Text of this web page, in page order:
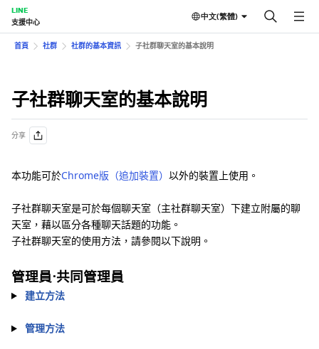
LINE
支援中心
中文(繁體)
首頁 社群 社群的基本資訊 子社群聊天室的基本說明
子社群聊天室的基本說明
分享
本功能可於Chrome版（追加裝置） 以外的裝置上使用。
子社群聊天室是可於每個聊天室（主社群聊天室）下建立附屬的聊
天室，藉以區分各種聊天話題的功能。
子社群聊天室的使用方法，請參閱以下說明。
管理員⋅共同管理員
建立方法
管理方法